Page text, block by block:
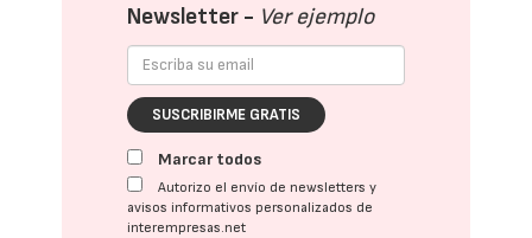
Newsletter - Ver ejemplo
SUSCRIBIRME GRATIS
Marcar todos
Autorizo el envío de newsletters y
avisos informativos personalizados de
interempresas.net